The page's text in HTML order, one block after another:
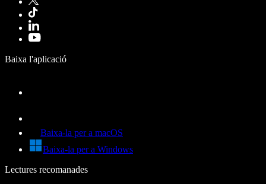
Baixa l'aplicació
Baixa-la per a macOS
Baixa-la per a Windows
Lectures recomanades